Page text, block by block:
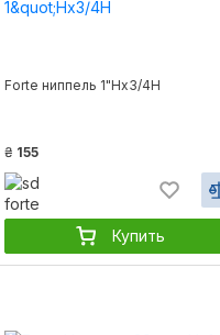
Forte ниппель 1"Нх3/4Н
₴ 155
Купить